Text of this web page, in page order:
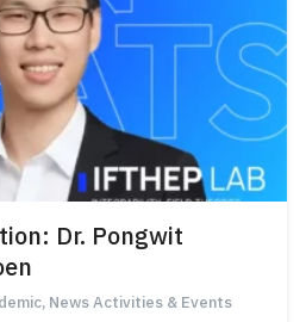
Dr. Pongwit
,News Activities & Events